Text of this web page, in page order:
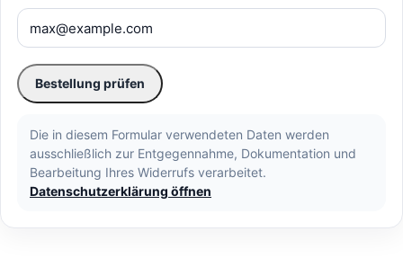
Bestellung prüfen
Die in diesem Formular verwendeten Daten werden
ausschließlich zur Entgegennahme, Dokumentation und
Bearbeitung Ihres Widerrufs verarbeitet.
Datenschutzerklärung öffnen